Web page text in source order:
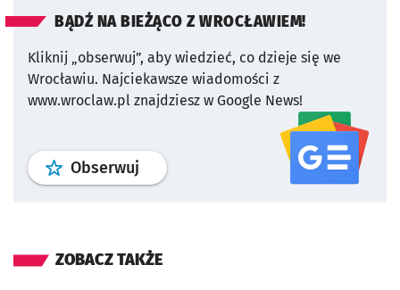
BĄDŹ NA BIEŻĄCO Z WROCŁAWIEM!
Kliknij „obserwuj”, aby wiedzieć, co dzieje się we
Wrocławiu. Najciekawsze wiadomości z
www.wroclaw.pl znajdziesz w Google News!
Obserwuj profil serwisu
ZOBACZ TAKŻE